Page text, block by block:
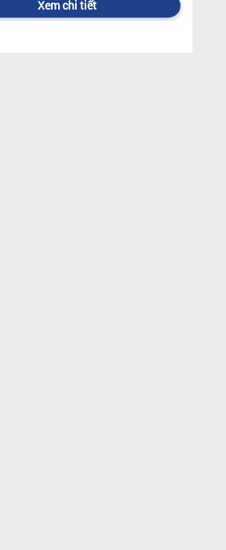
Xem chi tiết